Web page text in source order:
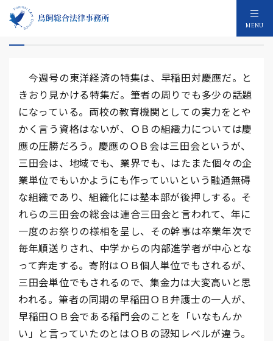
MENU
早稲田対慶應
今週号の東洋経済の特集は、早稲田対慶應だ。と
きおり見かける特集だ。筆者の周りでも多少の話題
になっている。両校の教育機関としての実力をとや
かく言う資格はないが、ＯＢの組織力については慶
應の圧勝だろう。慶應のＯＢ会は三田会というが、
三田会は、地域でも、業界でも、はたまた個々の企
業単位でもいかようにも作っていいという融通無碍
な組織であり、組織化には塾本部が後押しする。そ
れらの三田会の総会は連合三田会と言われて、年に
一度のお祭りの様相を呈し、その幹事は卒業年次で
毎年順送りされ、中学からの内部進学者が中心とな
って奔走する。寄附はＯＢ個人単位でもされるが、
三田会単位でもされるので、集金力は大変高いと思
われる。筆者の同期の早稲田ＯＢ弁護士の一人が、
早稲田ＯＢ会である稲門会のことを「いなもんか
い」と言っていたのとはＯＢの認知レベルが違う。